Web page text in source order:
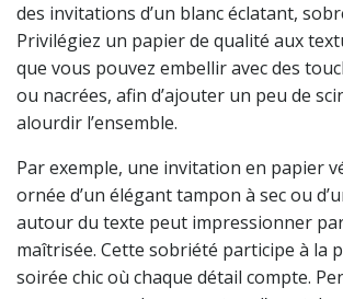
des invitations d’un blanc éclatant,
Privilégiez un papier de qualité aux
que vous pouvez embellir avec des
ou nacrées, afin d’ajouter un peu de
alourdir l’ensemble.
Par exemple, une invitation en papier
ornée d’un élégant tampon à sec ou
autour du texte peut impressionner
maîtrisée. Cette sobriété participe à la
soirée chic où chaque détail compte.